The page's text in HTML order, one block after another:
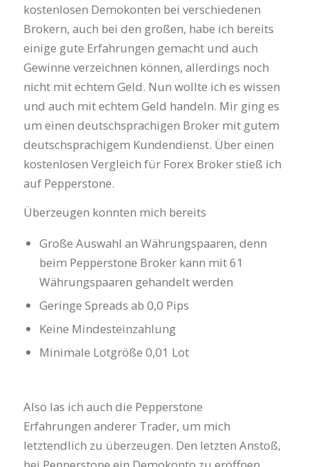
kostenlosen Demokonten bei verschiedenen
Brokern, auch bei den großen, habe ich bereits
einige gute Erfahrungen gemacht und auch
Gewinne verzeichnen können, allerdings noch
nicht mit echtem Geld. Nun wollte ich es wissen
und auch mit echtem Geld handeln. Mir ging es
um einen deutschsprachigen Broker mit gutem
deutschsprachigem Kundendienst. Über einen
kostenlosen Vergleich für Forex Broker stieß ich
auf Pepperstone.
Überzeugen konnten mich bereits
Große Auswahl an Währungspaaren, denn
beim Pepperstone Broker kann mit 61
Währungspaaren gehandelt werden
Geringe Spreads ab 0,0 Pips
Keine Mindesteinzahlung
Minimale Lotgröße 0,01 Lot
Also las ich auch die Pepperstone
Erfahrungen anderer Trader, um mich
letztendlich zu überzeugen. Den letzten Anstoß,